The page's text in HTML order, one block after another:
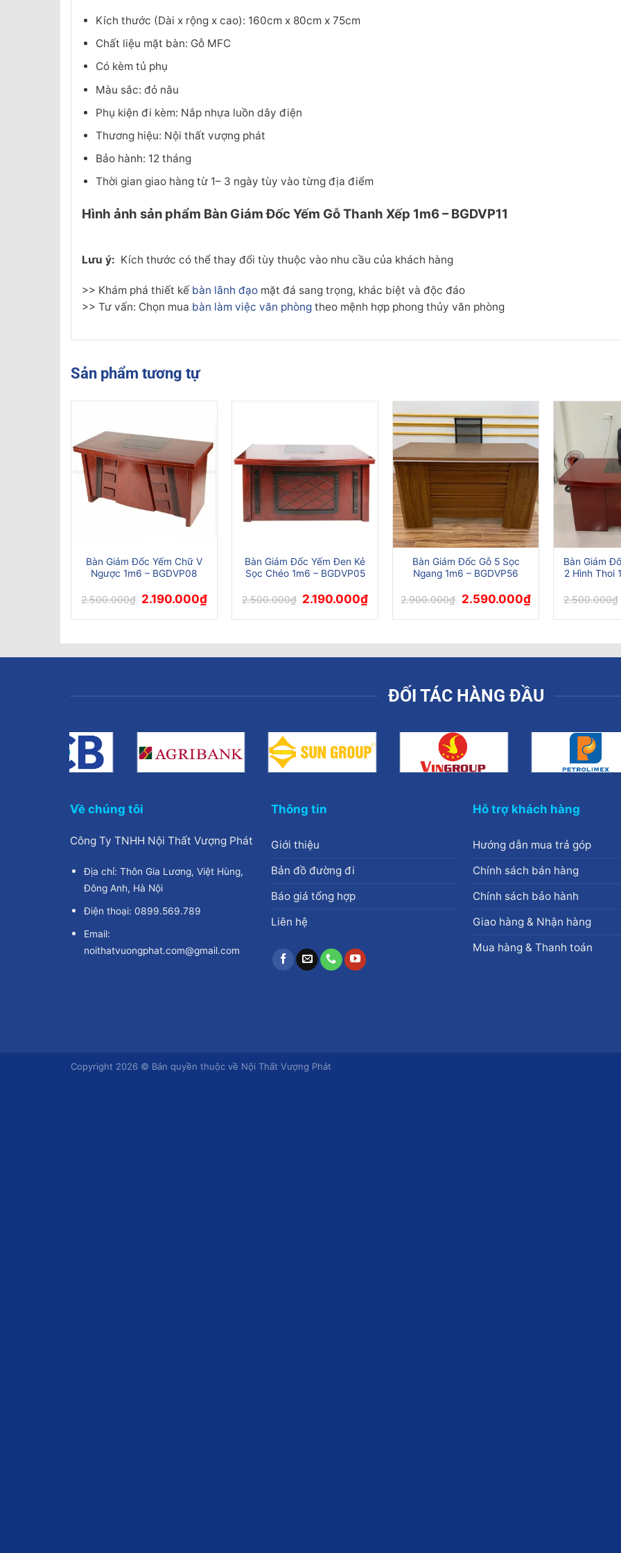
Kích thước (Dài x rộng x cao): 160cm x 80cm x 75cm
Chất liệu mặt bàn: Gỗ MFC
Có kèm tủ phụ
Màu sắc: đỏ nâu
Phụ kiện đi kèm: Nắp nhựa luồn dây điện
Thương hiệu: Nội thất vượng phát
Bảo hành: 12 tháng
Thời gian giao hàng từ 1– 3 ngày tùy vào từng địa điểm
Hình ảnh sản phẩm Bàn Giám Đốc Yếm Gỗ Thanh Xếp 1m6 – BGDVP11
Lưu ý: Kích thước có thể thay đổi tùy thuộc vào nhu cầu của khách hàng
>> Khám phá thiết kế bàn lãnh đạo mặt đá sang trọng, khác biệt và độc đáo
>> Tư vấn: Chọn mua bàn làm việc văn phòng theo mệnh hợp phong thủy văn phòng
Sản phẩm tương tự
Bàn Giám Đốc Yếm Chữ V
Ngược 1m6 – BGDVP08
2.500.000₫ Giá
gốc
là:
2.190.000₫Giá
tại
Bàn Giám Đốc Yếm Đen Kẻ
Sọc Chéo 1m6 – BGDVP05
2.500.000₫ Giá
gốc
là:
2.190.000₫Giá
tại
Bàn Giám Đốc Gỗ 5 Sọc
Ngang 1m6 – BGDVP56
2.900.000₫ Giá
gốc
là:
2.590.000₫Giá
hiện
tại
Bàn Giám
2 Hình Thoi
2.500.000₫
ĐỐI TÁC HÀNG ĐẦU
Về chúng tôi
Công Ty TNHH Nội Thất Vượng Phát
Địa chỉ: Thôn Gia Lương, Việt Hùng,
Đông Anh, Hà Nội
Điện thoại: 0899.569.789
Email:
noithatvuongphat.com@gmail.com
Thông tin
Giới thiệu
Bản đồ đường đi
Báo giá tổng hợp
Liên hệ
Hỗ trợ khách hàng
Hướng dẫn mua trả góp
Chính sách bán hàng
Chính sách bảo hành
Giao hàng & Nhận hàng
Mua hàng & Thanh toán
Copyright 2026 © Bản quyền thuộc về Nội Thất Vượng Phát